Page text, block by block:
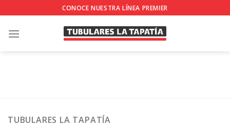
to
content
CONOCE NUESTRA LÍNEA PREMIER
TUBULARES LA TAPATÍA